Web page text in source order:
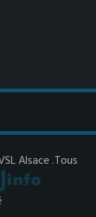
Alsace .Tous